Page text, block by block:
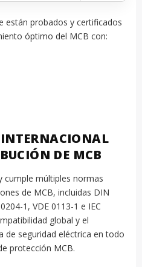
están probados y certificados
óptimo del MCB con:
DE MCB
cumple múltiples normas
de MCB, incluidas DIN
1, VDE 0113-1 e IEC
global y el
de seguridad eléctrica en todo
protección MCB.